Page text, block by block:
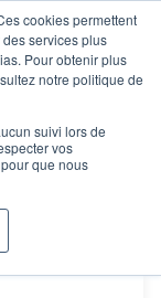
cookies permettent
services plus
Pour obtenir plus
notre politique de
suivi lors de
vos
que nous
?